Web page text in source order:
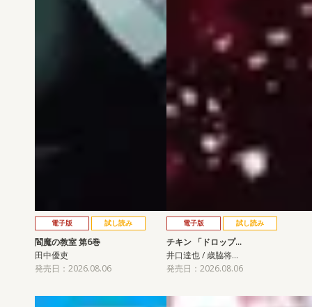
電子版 試し読み
閻魔の教室 第6巻
田中優吏
発売日：2026.08.06
電子版 試し読み
チキン 「ドロップ…
井口達也 / 歳脇将…
発売日：2026.08.06